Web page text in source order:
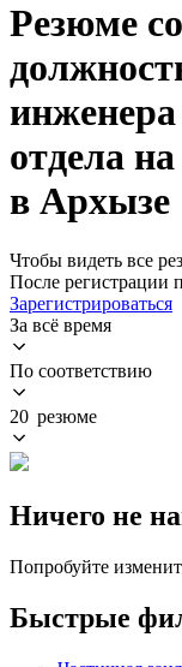
Резюме
инженера
отдела
в Архызе
Чтобы видеть все
После регистрации
Зарегистрироваться
За всё время
По соответствию
20 резюме
Ничего не
Попробуйте
Быстрые